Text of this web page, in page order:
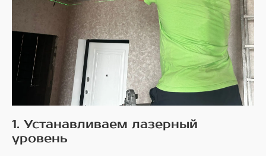
1. Устанавливаем лазерный
уровень